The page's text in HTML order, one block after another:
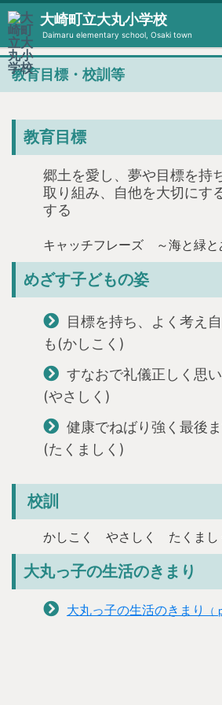
大崎町立大丸小学校
Daimaru elementary school, Osaki town
教育目標・校訓等
教育目標
郷土を愛し、夢や目標を持
取り組み、自他を大切にす
する
キャッチフレーズ ～海と緑と
めざす子どもの姿
目標を持ち、よく考え
も(かしこく)
すなおで礼儀正しく思
(やさしく)
健康でねばり強く最後
(たくましく)
校訓
かしこく やさしく たくまし
大丸っ子の生活のきまり
大丸っ子の生活のきまり （